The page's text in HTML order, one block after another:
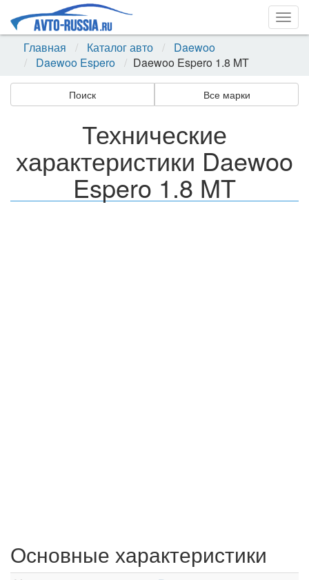
Главная
Каталог авто
Daewoo
Daewoo Espero
Daewoo Espero 1.8 MT
Поиск Все марки
Технические
характеристики Daewoo
Espero 1.8 MT
Основные характеристики